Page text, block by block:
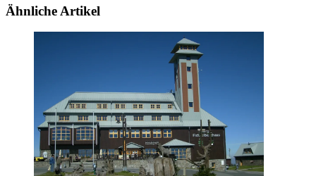
Ähnliche Artikel